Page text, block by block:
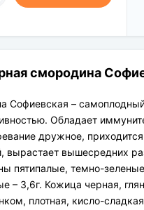
смородина
Софиевская –
Обладает
дружное,
вырастает вышесредних
пятипалые, темно-
– 3,6г. Кожица черная,
плотная, кисло-